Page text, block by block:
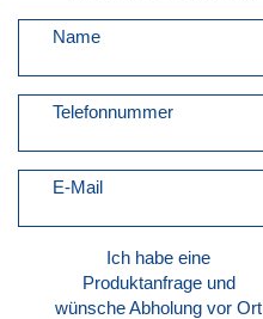
Name
Telefonnummer
E-Mail
Ich habe eine
Produktanfrage und
wünsche Abholung vor Ort